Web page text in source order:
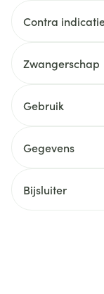
Contra
Zwangerschap
Gebruik
Gegevens
Bijsluiter